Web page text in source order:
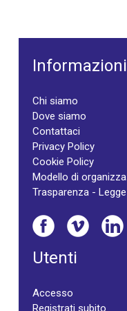
Informazioni
Chi siamo
Dove siamo
Contattaci
Privacy Policy
Cookie Policy
Modello di
Trasparenza -
Utenti
Accesso